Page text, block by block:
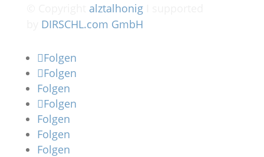
alztalhonig
DIRSCHL.com GmbH
Folgen
Folgen
Folgen
Folgen
Folgen
Folgen
Folgen